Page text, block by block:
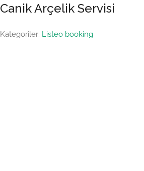
Canik Arçelik Servisi
Kategoriler: Listeo booking